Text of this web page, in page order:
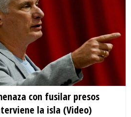
con fusilar presos
la isla (Video)